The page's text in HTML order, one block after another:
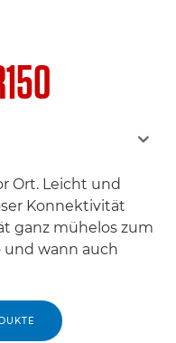
Ort. Leicht und
Konnektivität
ganz mühelos zum
und wann auch